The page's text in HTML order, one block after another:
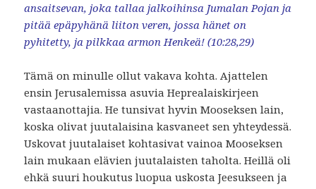
ansaitsevan, joka tallaa jalkoihinsa Jumalan Pojan ja
pitää epäpyhänä liiton veren, jossa hänet on
pyhitetty, ja pilkkaa armon Henkeä! (10:28,29)
Tämä on minulle ollut vakava kohta. Ajattelen
ensin Jerusalemissa asuvia Heprealaiskirjeen
vastaanottajia. He tunsivat hyvin Mooseksen lain,
koska olivat juutalaisina kasvaneet sen yhteydessä.
Uskovat juutalaiset kohtasivat vainoa Mooseksen
lain mukaan elävien juutalaisten taholta. Heillä oli
ehkä suuri houkutus luopua uskosta Jeesukseen ja